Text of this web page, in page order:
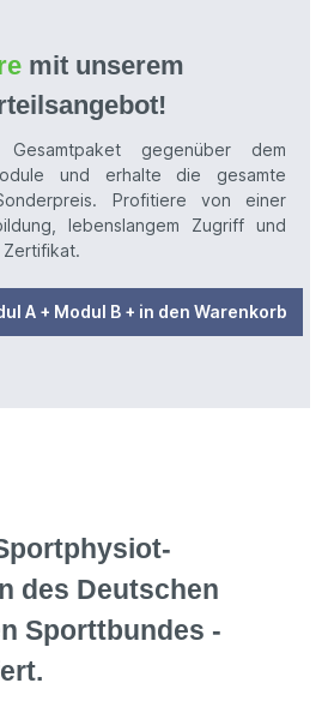
mit unserem
gegenüber dem
und erhalte die gesamte
Profitiere von einer
lebenslangem Zugriff und
Zertifikat.
A + Modul B + in den Warenkorb
des Deutschen
Sportt­bundes -